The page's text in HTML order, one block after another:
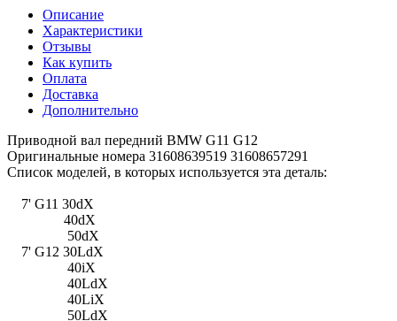
Описание
Характеристики
Отзывы
Как купить
Оплата
Доставка
Дополнительно
Приводной вал передний BMW G11 G12
Оригинальные номера 31608639519 31608657291
Список моделей, в которых используется эта деталь:
7' G11 30dX
40dX
50dX
7' G12 30LdX
40iX
40LdX
40LiX
50LdX